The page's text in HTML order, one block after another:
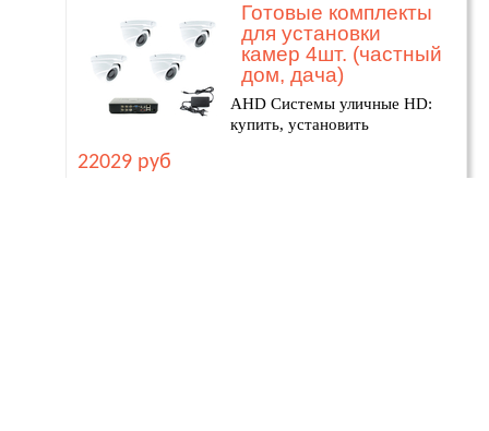
Готовые комплекты
для установки
камер 4шт. (частный
дом, дача)
AHD Системы уличные HD:
купить, установить
22029 руб